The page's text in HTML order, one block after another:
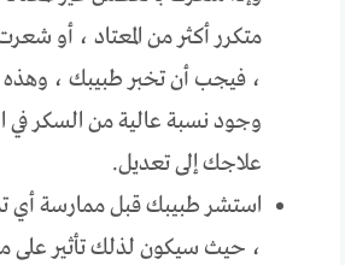
متكرر أكثر من المعتاد ، أو
، فيجب أن تخبر طبيبك ،
وجود نسبة عالية من السكر في
علاجك إلى تعديل.
استشر طبيبك قبل ممارسة أي
، حيث سيكون لذلك تأثير على